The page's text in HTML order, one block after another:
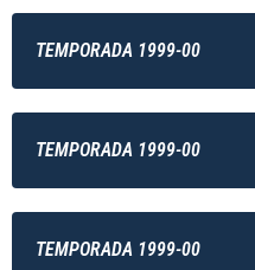
TEMPORADA 1999-00
TEMPORADA 1999-00
TEMPORADA 1999-00